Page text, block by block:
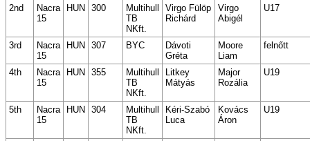
2nd
Nacra
15
HUN 300
Multihull
TB
NKft.
Virgo Fülöp
Richárd
Virgo
Abigél
U17
3rd
Nacra
15
HUN 307 BYC
Dávoti
Gréta
Moore
Liam
felnőtt
4th
Nacra
15
HUN 355
Multihull
TB
NKft.
Litkey
Mátyás
Major
Rozália
U19
5th
Nacra
15
HUN 304
Multihull
TB
NKft.
Kéri-Szabó
Luca
Kovács
Áron
U19